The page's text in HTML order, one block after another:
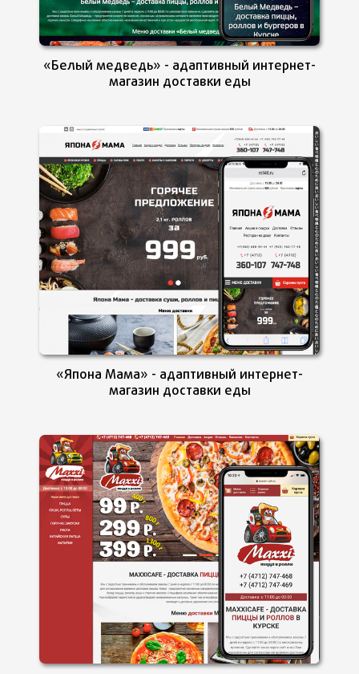
«Белый медведь» - адаптивный интернет-
магазин доставки еды
«Япона Мама» - адаптивный интернет-
магазин доставки еды